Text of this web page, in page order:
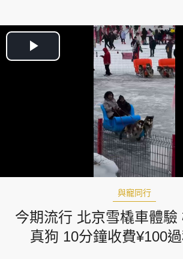
Play
與寵同行
今期流行 北京雪橇車體驗
真狗 10分鐘收費¥100